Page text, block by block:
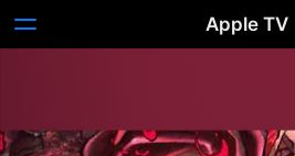
Apple TV